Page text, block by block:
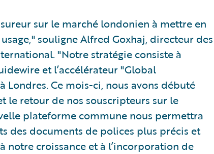
sur le marché londonien à mettre en
souligne Alfred Goxhaj, directeur des
"Notre stratégie consiste à
et l’accélérateur "Global
Ce mois-ci, nous avons débuté
le retour de nos souscripteurs sur le
plateforme commune nous permettra
des documents de polices plus précis et
notre croissance et à l’incorporation de